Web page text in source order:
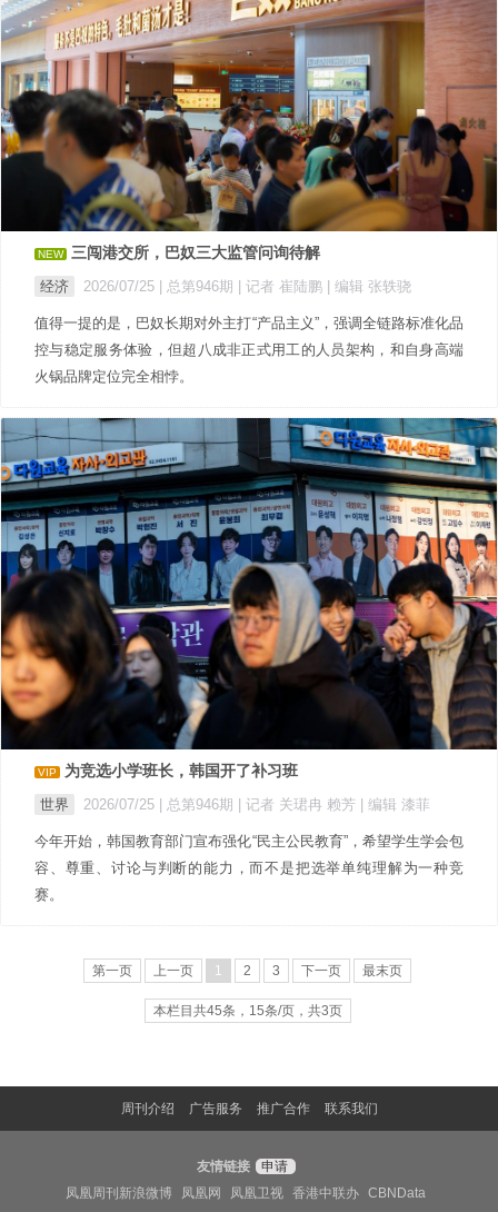
NEW 三闯港交所，巴奴三大监管问询待解
经济 2026/07/25 | 总第946期 | 记者 崔陆鹏 | 编辑 张轶骁
值得一提的是，巴奴长期对外主打“产品主义”，强调全链路标准化品
控与稳定服务体验，但超八成非正式用工的人员架构，和自身高端
火锅品牌定位完全相悖。
VIP 为竞选小学班长，韩国开了补习班
世界 2026/07/25 | 总第946期 | 记者 关珺冉 赖芳 | 编辑 漆菲
今年开始，韩国教育部门宣布强化“民主公民教育”，希望学生学会包
容、尊重、讨论与判断的能力，而不是把选举单纯理解为一种竞
赛。
第一页 上一页 1 2 3 下一页 最末页
本栏目共45条，15条/页，共3页
周刊介绍 广告服务 推广合作 联系我们
友情链接
申请
凤凰周刊新浪微博
凤凰网 凤凰卫视 香港中联办 CBNData